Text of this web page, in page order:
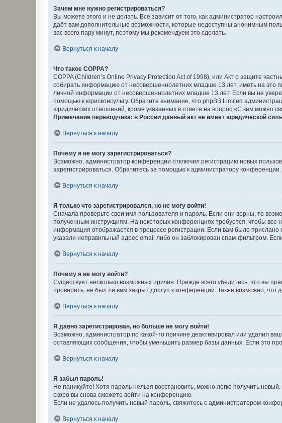
Зачем мне нужно регистрироваться?
Вы можете этого и не делать. Всё зависит от того, как администратор
даёт вам дополнительные возможности, которые недоступны анонимным
вас всего пару минут, поэтому мы рекомендуем это сделать.
Вернуться к началу
Что такое COPPA?
COPPA (Children’s Online Privacy Protection Act of 1998), или Акт о защите
собирать информацию от несовершеннолетних младше 13 лет, иметь на это
личной информации от несовершеннолетних младше 13 лет. Если вы не
помощью к юрисконсульту. Обратите внимание, что phpBB Limited
юридических отношений, кроме указанных в ответе на вопрос «С кем можно
Примечание переводчика: в России данный акт не имеет юридической
Вернуться к началу
Почему я не могу зарегистрироваться?
Возможно, администратор конференции отключил регистрацию новых
зарегистрироваться. Обратитесь за помощью к администратору конференции.
Вернуться к началу
Я только что зарегистрировался, но не могу войти!
Сначала проверьте свои имя пользователя и пароль. Если они верны, то
полученным инструкциям. На некоторых конференциях требуется, чтобы
информация отображается в процессе регистрации. Если вам было
указали неправильный адрес email либо он заблокирован спам-фильтром.
Вернуться к началу
Почему я не могу войти?
Существует несколько возможных причин. Прежде всего убедитесь, что вы
проверить, не был ли вам закрыт доступ к конференции. Также возможно,
Вернуться к началу
Я давно зарегистрирован, но больше не могу войти!
Возможно, администратор по какой-то причине деактивировал или удалил
оставляющих сообщения, чтобы уменьшить размер базы данных. Если это
Вернуться к началу
Я забыл пароль!
Не паникуйте! Хотя пароль нельзя восстановить, можно легко получить
скоро вы снова сможете войти на конференцию.
Если не удалось получить новый пароль, свяжитесь с администратором
Вернуться к началу